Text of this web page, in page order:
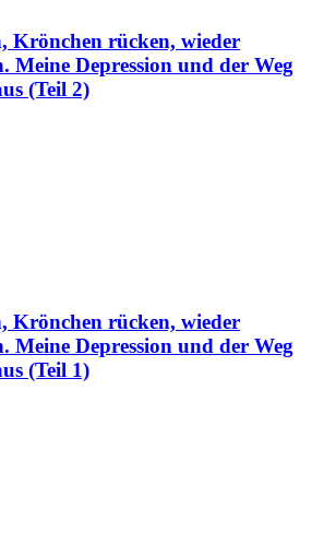
Krönchen rücken, wieder
Meine Depression und der Weg
(Teil 2)
Krönchen rücken, wieder
Meine Depression und der Weg
(Teil 1)